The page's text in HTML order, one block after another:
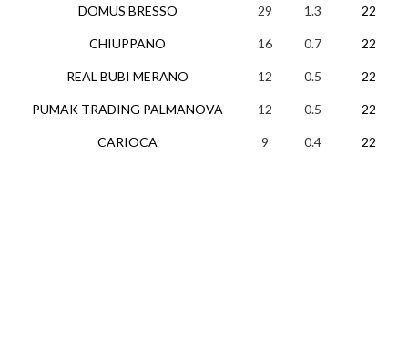
DOMUS BRESSO
CHIUPPANO
REAL BUBI MERANO
PUMAK TRADING PALMANOVA
CARIOCA
29 1.3 22
16 0.7 22
12 0.5 22
12 0.5 22
9 0.4 22